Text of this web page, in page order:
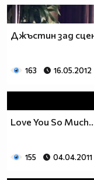
Джъстин зад
163 16.05.2012
Love You So
155 04.04.2011